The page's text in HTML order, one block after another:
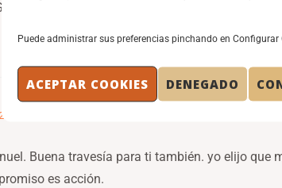
Puede administrar sus preferencias pinchando en Configurar
ACEPTAR COOKIES DENEGADO
SAN SILVESTRE: Falta medio mes para que
AT 16:32
Buena travesía para ti también. yo elijo que
es acción.